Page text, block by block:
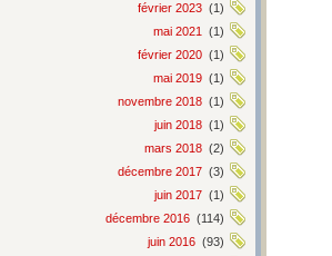
février 2023 (1)
mai 2021
(1)
février 2020 (1)
mai 2019 (1)
novembre 2018 (1)
juin 2018 (1)
mars 2018 (2)
décembre 2017 (3)
juin 2017 (1)
décembre 2016 (114)
juin 2016 (93)